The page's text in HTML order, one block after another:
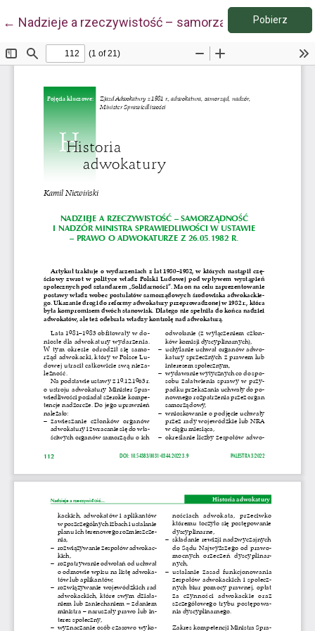
← Wróć do szczegółów artykułu
Nadzieje a rzeczywistość – samorządność i nadzór
Pobierz